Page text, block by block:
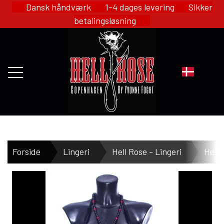
Dansk håndværk 1-4 dages levering Sikker
betalingsløsning
FORSIDE
WEBSHOP
HELL ROSE - MERCH
Forside Lingeri Hell Rose - Lingeri Hell